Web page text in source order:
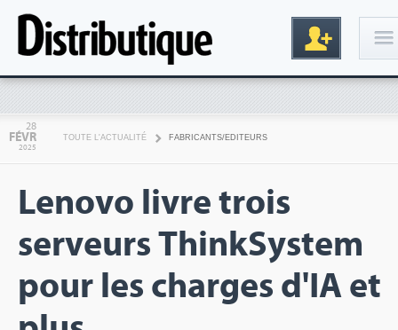
Inscription
28
FÉVR
2025
TOUTE L'ACTUALITÉ FABRICANTS/EDITEURS
Lenovo livre trois
serveurs ThinkSystem
pour les charges d'IA et